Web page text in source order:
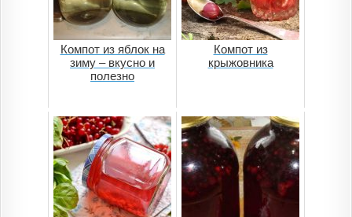
Компот из яблок на
зиму – вкусно и
полезно
Компот из
крыжовника